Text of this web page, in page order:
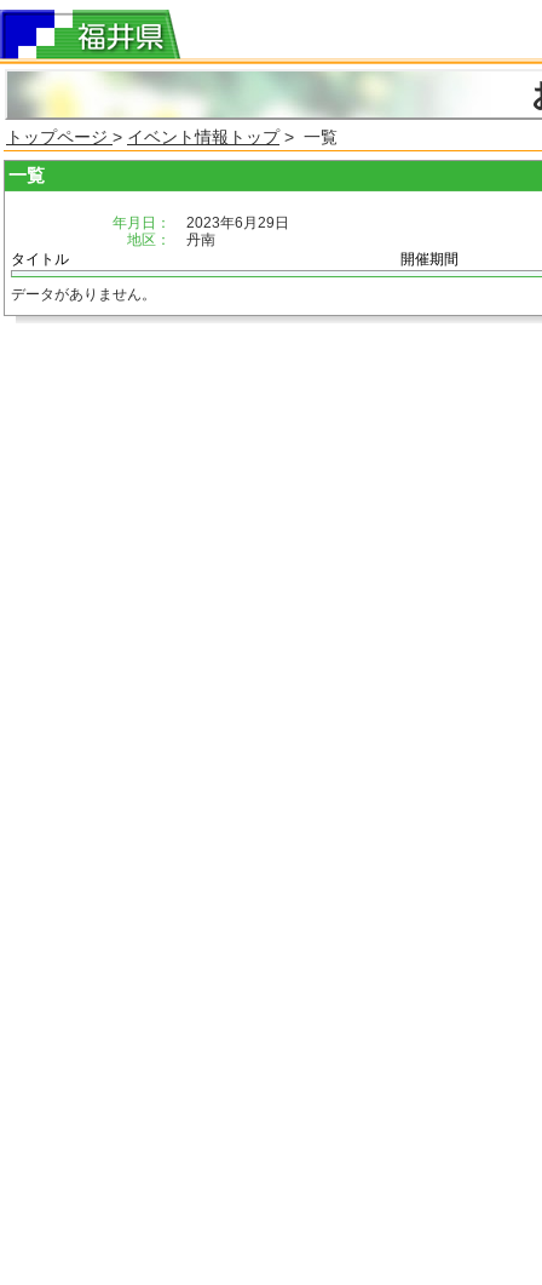
トップページ > イベント情報トップ> 一覧
一覧
年月日：
2023年6月29日
地区：
丹南
タイトル
開催期間
データがありません。